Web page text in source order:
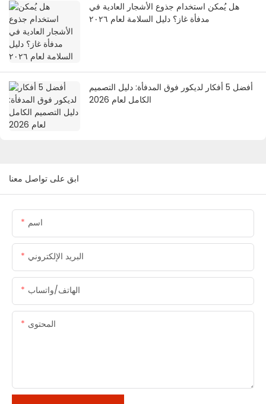
هل يُمكن استخدام جذوع الأشجار العادية في
مدفأة غاز؟ دليل السلامة لعام ٢٠٢٦
أفضل 5 أفكار لديكور فوق المدفأة: دليل التصميم
الكامل لعام 2026
ابق على تواصل معنا
اسم
البريد الإلكتروني
الهاتف/واتساب
المحتوى